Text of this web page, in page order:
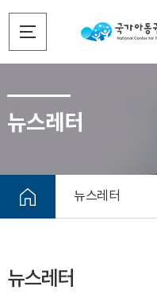
뉴스레터
뉴스레터
뉴스레터